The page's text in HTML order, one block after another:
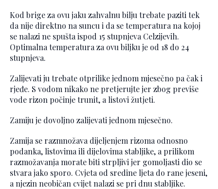
Kod brige za ovu jaku zahvalnu bilju trebate paziti tek
da nije direktno na suncu i da se temperatura na kojoj
se nalazi ne spušta ispod 15 stupnjeva Celzijevih.
Optimalna temperatura za ovu biljku je od 18 do 24
stupnjeva.
Zalijevati ju trebate otprilike jednom mjesečno pa čak i
rjeđe. S vodom nikako ne pretjerujte jer zbog previše
vode rizon počinje trunit, a listovi žutjeti.
Zamiju je dovoljno zalijevati jednom mjesečno.
Zamija se razmnožava dijeljenjem rizoma odnosno
podanka, listovima ili dijelovima stabljike, a prilikom
razmožavanja morate biti strpljivi jer gomoljasti dio se
stvara jako sporo. Cvjeta od sredine ljeta do rane jeseni,
a njezin neobičan cvijet nalazi se pri dnu stabljike.